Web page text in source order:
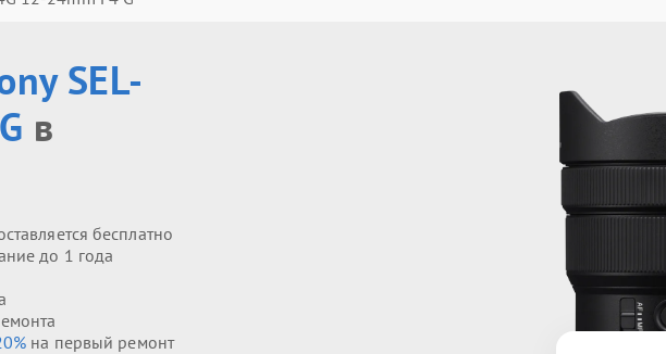
SEL-
в
бесплатно
до 1 года
на первый ремонт